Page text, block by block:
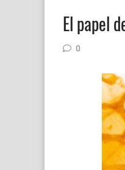
El papel
0